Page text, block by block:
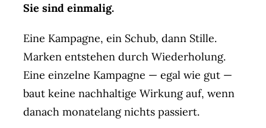
Sie sind einmalig.
Eine Kampagne, ein Schub, dann Stille.
Marken entstehen durch Wiederholung.
Eine einzelne Kampagne — egal wie gut —
baut keine nachhaltige Wirkung auf, wenn
danach monatelang nichts passiert.